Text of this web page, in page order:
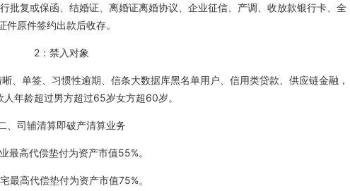
批复或保函、结婚证、离婚证离婚协议、企业征信、产调、收放款银行卡、全
件原件签约出款后收存。
2：禁入对象
、单签、习惯性逾期、信条大数据库黑名单用户、信用类贷款、供应链金融，
人年龄超过男方超过65岁女方超60岁。
、司辅清算即破产清算业务
最高代偿垫付为资产市值55%。
最高代偿垫付为资产市值75%。